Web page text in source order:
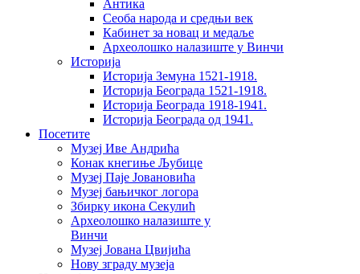
Антика
Сеоба народа и средњи век
Кабинет за новац и медаље
Археолошкo налазиште у Винчи
Историја
Историја Земуна 1521-1918.
Историја Београда 1521-1918.
Историја Београда 1918-1941.
Историја Београда од 1941.
Посетите
Музеј Иве Андрића
Конак кнегиње Љубице
Музеј Паје Јовановића
Музеј бањичког логора
Збирку икона Секулић
Археолошко налазиште у
Винчи
Музеј Јована Цвијића
Нову зграду музеја